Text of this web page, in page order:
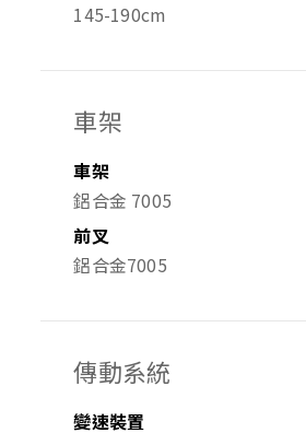
145-190cm
車架
車架
鋁合金 7005
前叉
鋁合金7005
傳動系統
變速裝置